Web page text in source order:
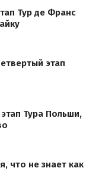
Тур де Франс
этап
Тура Польши,
что не знает как